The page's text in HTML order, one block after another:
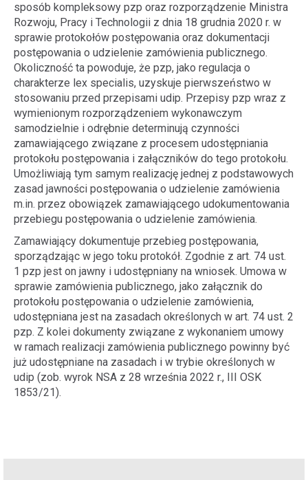
sposób kompleksowy pzp oraz rozporządzenie Ministra
Rozwoju, Pracy i Technologii z dnia 18 grudnia 2020 r. w
sprawie protokołów postępowania oraz dokumentacji
postępowania o udzielenie zamówienia publicznego.
Okoliczność ta powoduje, że pzp, jako regulacja o
charakterze lex specialis, uzyskuje pierwszeństwo w
stosowaniu przed przepisami udip. Przepisy pzp wraz z
wymienionym rozporządzeniem wykonawczym
samodzielnie i odrębnie determinują czynności
zamawiającego związane z procesem udostępniania
protokołu postępowania i załączników do tego protokołu.
Umożliwiają tym samym realizację jednej z podstawowych
zasad jawności postępowania o udzielenie zamówienia
m.in. przez obowiązek zamawiającego udokumentowania
przebiegu postępowania o udzielenie zamówienia.
Zamawiający dokumentuje przebieg postępowania,
sporządzając w jego toku protokół. Zgodnie z art. 74 ust.
1 pzp jest on jawny i udostępniany na wniosek. Umowa w
sprawie zamówienia publicznego, jako załącznik do
protokołu postępowania o udzielenie zamówienia,
udostępniana jest na zasadach określonych w art. 74 ust. 2
pzp. Z kolei dokumenty związane z wykonaniem umowy
w ramach realizacji zamówienia publicznego powinny być
już udostępniane na zasadach i w trybie określonych w
udip (zob. wyrok NSA z 28 września 2022 r., III OSK
1853/21).